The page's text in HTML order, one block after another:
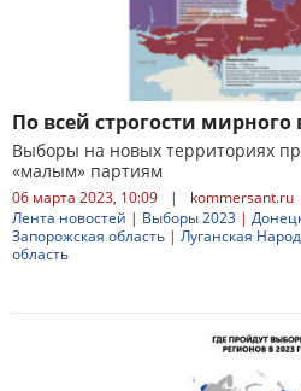
По всей строгости
Выборы на новых территориях
«малым» партиям
06 марта 2023, 10:09 |
kommersant.ru
Лента новостей | Выборы 2023 |
Запорожская область | Луганская
область